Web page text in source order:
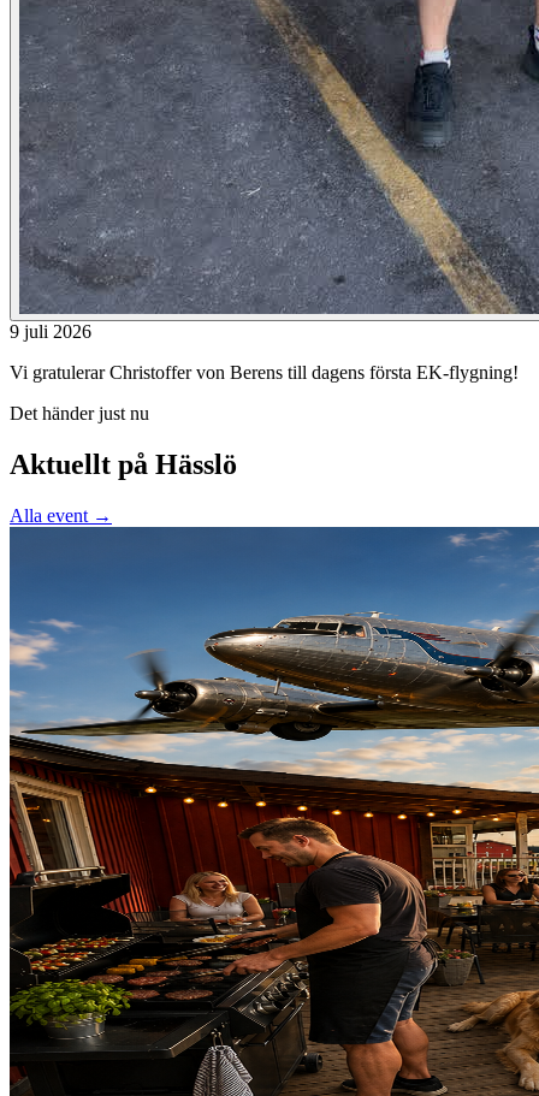
9 juli 2026
Vi gratulerar Christoffer von Berens till dagens första EK-flygning!
Det händer just nu
Aktuellt på Hässlö
Alla event →